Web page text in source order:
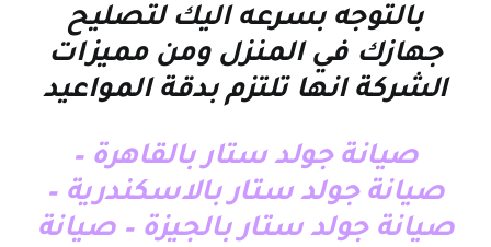
بالتوجه بسرعه اليك لتصليح
جهازك في المنزل ومن مميزات
الشركة انها تلتزم بدقة المواعيد
صيانة جولد ستار بالقاهرة –
صيانة جولد ستار بالاسكندرية –
صيانة جولد ستار بالجيزة – صيانة